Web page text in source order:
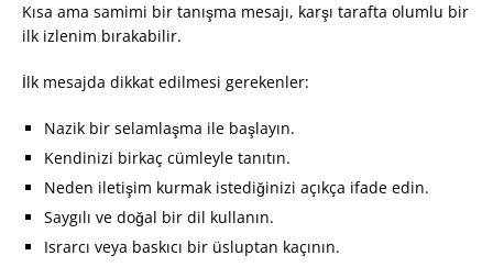
Kısa ama samimi bir tanışma mesajı, karşı tarafta olumlu bir
ilk izlenim bırakabilir.
İlk mesajda dikkat edilmesi gerekenler:
Nazik bir selamlaşma ile başlayın.
Kendinizi birkaç cümleyle tanıtın.
Neden iletişim kurmak istediğinizi açıkça ifade edin.
Saygılı ve doğal bir dil kullanın.
Israrcı veya baskıcı bir üsluptan kaçının.